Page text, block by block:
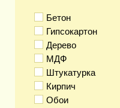
Бетон
Гипсокартон
Дерево
МДФ
Штукатурка
Кирпич
Обои